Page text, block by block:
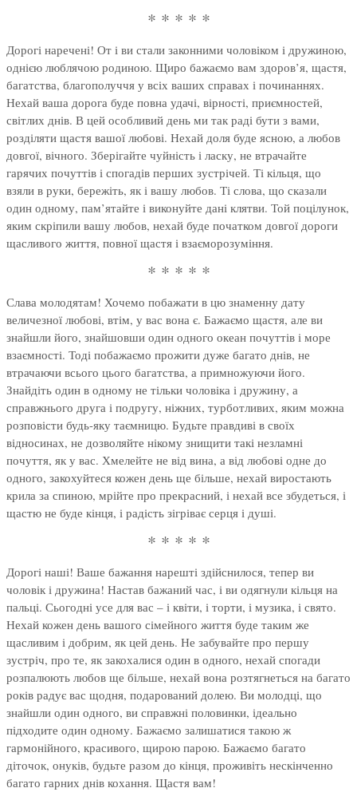
* * * * *
Дорогі наречені! От і ви стали законними чоловіком і дружиною,
однією люблячою родиною. Щиро бажаємо вам здоров’я, щастя,
багатства, благополуччя у всіх ваших справах і починаннях.
Нехай ваша дорога буде повна удачі, вірності, приємностей,
світлих днів. В цей особливий день ми так раді бути з вами,
розділяти щастя вашої любові. Нехай доля буде ясною, а любов
довгої, вічного. Зберігайте чуйність і ласку, не втрачайте
гарячих почуттів і спогадів перших зустрічей. Ті кільця, що
взяли в руки, бережіть, як і вашу любов. Ті слова, що сказали
один одному, пам’ятайте і виконуйте дані клятви. Той поцілунок,
яким скріпили вашу любов, нехай буде початком довгої дороги
щасливого життя, повної щастя і взаєморозуміння.
* * * * *
Слава молодятам! Хочемо побажати в цю знаменну дату
величезної любові, втім, у вас вона є. Бажаємо щастя, але ви
знайшли його, знайшовши один одного океан почуттів і море
взаємності. Тоді побажаємо прожити дуже багато днів, не
втрачаючи всього цього багатства, а примножуючи його.
Знайдіть один в одному не тільки чоловіка і дружину, а
справжнього друга і подругу, ніжних, турботливих, яким можна
розповісти будь-яку таємницю. Будьте правдиві в своїх
відносинах, не дозволяйте нікому знищити такі незламні
почуття, як у вас. Хмелейте не від вина, а від любові одне до
одного, закохуйтеся кожен день ще більше, нехай виростають
крила за спиною, мрійте про прекрасний, і нехай все збудеться, і
щастю не буде кінця, і радість зігріває серця і душі.
* * * * *
Дорогі наші! Ваше бажання нарешті здійснилося, тепер ви
чоловік і дружина! Настав бажаний час, і ви одягнули кільця на
пальці. Сьогодні усе для вас – і квіти, і торти, і музика, і свято.
Нехай кожен день вашого сімейного життя буде таким же
щасливим і добрим, як цей день. Не забувайте про першу
зустріч, про те, як закохалися один в одного, нехай спогади
розпалюють любов ще більше, нехай вона розтягнеться на багато
років радує вас щодня, подарований долею. Ви молодці, що
знайшли один одного, ви справжні половинки, ідеально
підходите один одному. Бажаємо залишатися такою ж
гармонійного, красивого, щирою парою. Бажаємо багато
діточок, онуків, будьте разом до кінця, проживіть нескінченно
багато гарних днів кохання. Щастя вам!